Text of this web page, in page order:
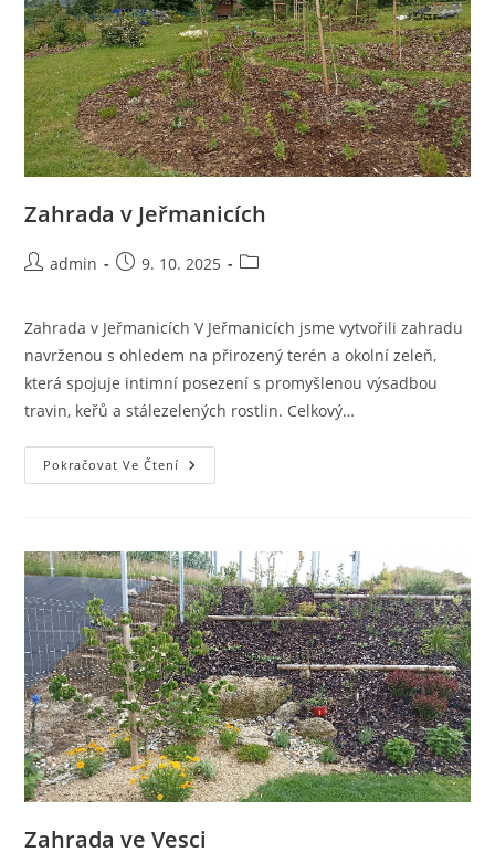
Zahrada v Jeřmanicích
Autoradmin
Příspěvek
9. 10. 2025
Rubriky
Zahrada v Jeřmanicích V Jeřmanicích jsme vytvořili zahradu
navrženou s ohledem na přirozený terén a okolní zeleň,
která spojuje intimní posezení s promyšlenou výsadbou
travin, keřů a stálezelených rostlin. Celkový…
Pokračovat Ve Čtení Zahrada
V
Zahrada ve Vesci